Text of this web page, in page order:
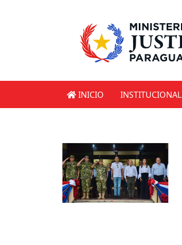
INICIO INSTITUCIONAL